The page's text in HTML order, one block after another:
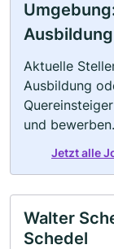
Aktuelle
Ausbildung
und bewerben.
Jetzt alle
Walter
Schedel